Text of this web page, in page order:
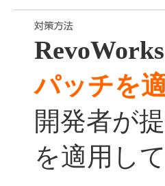
パッチを
開発者が
を適用し